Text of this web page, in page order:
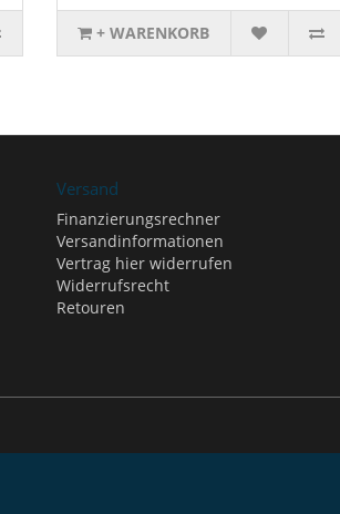
+ WARENKORB
Versand
Finanzierungsrechner
Versandinformationen
Vertrag hier widerrufen
Widerrufsrecht
Retouren